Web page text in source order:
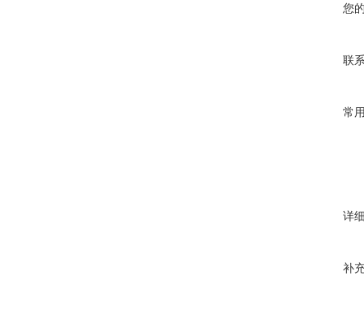
您
联
常
详
补